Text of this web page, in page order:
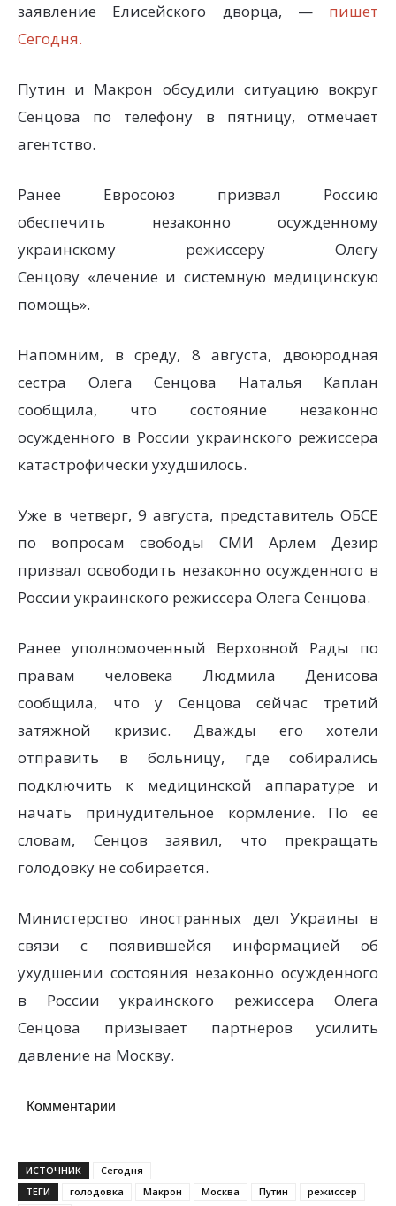
заявление Елисейского дворца, — пишет
Сегодня.
Путин и Макрон обсудили ситуацию вокруг
Сенцова по телефону в пятницу, отмечает
агентство.
Ранее Евросоюз призвал Россию
обеспечить незаконно осужденному
украинскому режиссеру Олегу
Сенцову «лечение и системную медицинскую
помощь».
Напомним, в среду, 8 августа, двоюродная
сестра Олега Сенцова Наталья Каплан
сообщила, что состояние незаконно
осужденного в России украинского режиссера
катастрофически ухудшилось.
Уже в четверг, 9 августа, представитель ОБСЕ
по вопросам свободы СМИ Арлем Дезир
призвал освободить незаконно осужденного в
России украинского режиссера Олега Сенцова.
Ранее уполномоченный Верховной Рады по
правам человека Людмила Денисова
сообщила, что у Сенцова сейчас третий
затяжной кризис. Дважды его хотели
отправить в больницу, где собирались
подключить к медицинской аппаратуре и
начать принудительное кормление. По ее
словам, Сенцов заявил, что прекращать
голодовку не собирается.
Министерство иностранных дел Украины в
связи с появившейся информацией об
ухудшении состояния незаконно осужденного
в России украинского режиссера Олега
Сенцова призывает партнеров усилить
давление на Москву.
Комментарии
ИСТОЧНИК
Сегодня
ТЕГИ
голодовка Макрон Москва Путин режиссер